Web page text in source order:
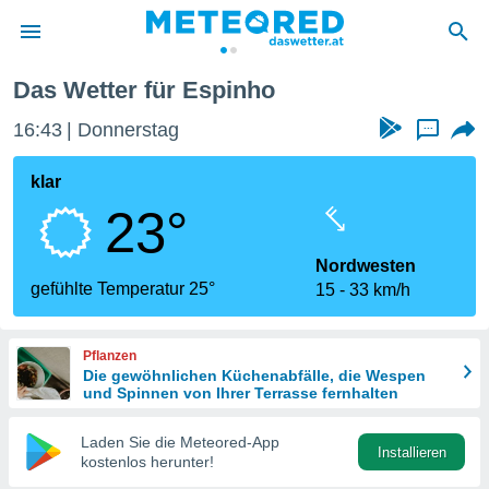
wurde
dass
sind.
diese
Das Wetter für Espinho
16:43 Donnerstag ...
klar
23°
gefühlte Temperatur 25°
Nordwesten
15
33 km/h
Pflanzen
Die gewöhnlichen Küchenabfälle, die Wespen
und Spinnen von Ihrer Terrasse fernhalten
Laden Sie die Meteored-App
kostenlos herunter!
Installieren